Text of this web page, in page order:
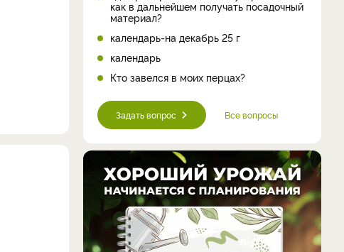
как в дальнейшем получать посадочный
материал?
календарь-на декабрь 25 г
календарь
Кто завелся в моих перцах?
Задать вопрос Все вопросы